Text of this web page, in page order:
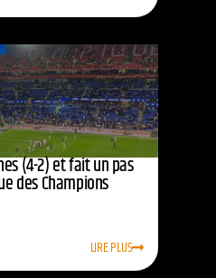
(4-2) et fait un pas
des Champions
LIRE PLUS